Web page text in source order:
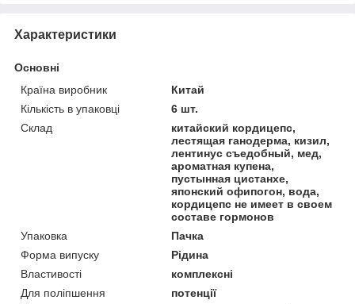
Характеристики
Основні
Країна виробник
Китай
Кількість в упаковці
6 шт.
Склад
китайский кордицепс,
лестящая ганодерма, кизил,
лентинус съедобный, мед,
ароматная купена,
пустынная цистанхе,
японский офипогон, вода,
кордицепс не имеет в своем
составе гормонов
Упаковка
Пачка
Форма випуску
Рідина
Властивості
комплексні
Для поліпшення
потенції